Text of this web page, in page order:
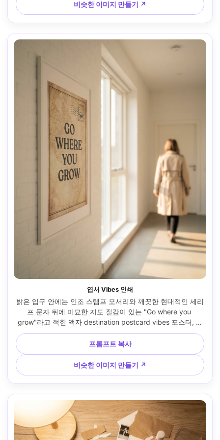
--ar 4:5
비슷한 이미지 만들기 ↗
엽서 Vibes 인쇄
밝은 입구 안에는 인조 스탬프 모서리와 깨끗한 현대적인 세리
프 문자 뒤에 미묘한 지도 질감이 있는 "Go where you
grow"라고 적힌 액자 destination postcard vibes 포스터, 트
렌치 코트를 입은 사람이 배경에서 약간 초점이 맞지 않음, 부
드러운 일광, Canon R5, 35mm f/1.8, 부정적인 공간이 있는
수직 프레임, 낙관적인 여행 분위기, 자연스러운 그림자, 선명
한 인쇄 디테일, 고해상도 --ar 4:5
프롬프트 복사
비슷한 이미지 만들기 ↗